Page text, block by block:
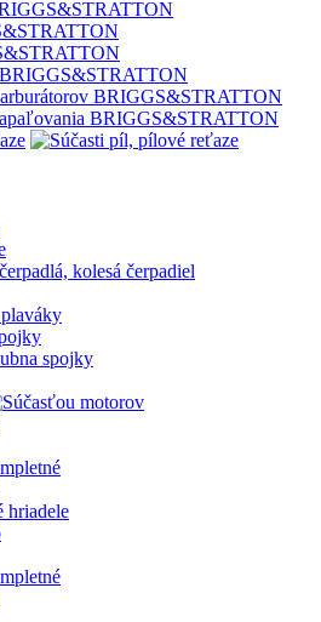
BRIGGS&STRATTON
BRIGGS&STRATTON
BRIGGS&STRATTON
kolesá čerpadiel
spojky